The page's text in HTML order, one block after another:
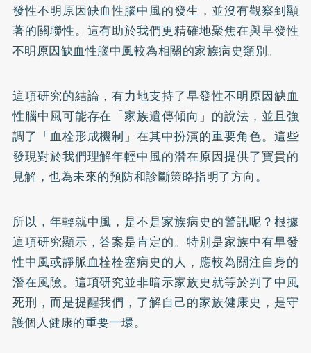
發性不明原因缺血性腦中風的發生，並沒有觀察到顯
著的關聯性。這有助於我們更精確地聚焦在與早發性
不明原因缺血性腦中風較為相關的家族病史類別。
這項研究的結論，有力地支持了早發性不明原因缺血
性腦中風可能存在「家族遺傳傾向」的說法，並且強
調了「血栓形成機制」在其中扮演的重要角色。這些
發現對於我們理解年輕中風的潛在原因提供了寶貴的
見解，也為未來的預防和診斷策略指明了方向。
所以，年輕就中風，是不是家族病史的警訊呢？根據
這項研究顯示，答案是肯定的。特別是家族中有早發
性中風或靜脈血栓栓塞病史的人，應較為關注自身的
潛在風險。這項研究並非暗示家族史就等於判了中風
死刑，而是提醒我們，了解自己的家族健康史，是守
護個人健康的重要一環。